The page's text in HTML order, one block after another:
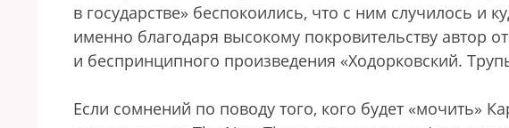
в государстве» беспокоились, что с ним случилось и
именно благодаря высокому покровительству автор
и беспринципного произведения «Ходорковский.
Если сомнений по поводу того, кого будет «мочить»